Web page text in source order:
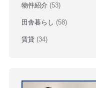
物件紹介 (53)
田舎暮らし (58)
賃貸 (34)